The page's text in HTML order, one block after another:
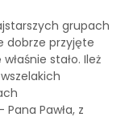
grupach
dobrze przyjęte
stało. Ileż
Pawła, z